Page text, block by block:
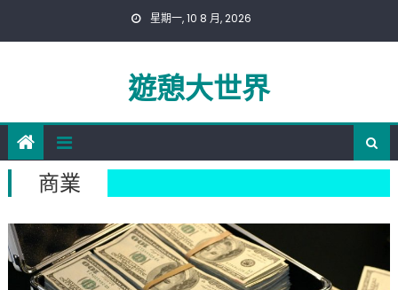
星期一, 10 8 月, 2026
遊憩大世界
商業